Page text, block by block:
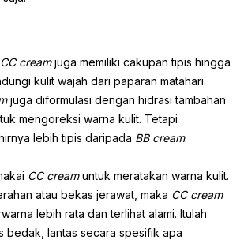
CC creamjuga memiliki cakupan tipis hingga
kulit wajah dari paparan matahari.
juga diformulasi dengan hidrasi tambahan
mengoreksi warna kulit. Tetapi
lebih tipis daripada BB cream.
CC creamuntuk meratakan warna kulit.
atau bekas jerawat, maka CC cream
lebih rata dan terlihat alami. Itulah
bedak, lantas secara spesifik apa